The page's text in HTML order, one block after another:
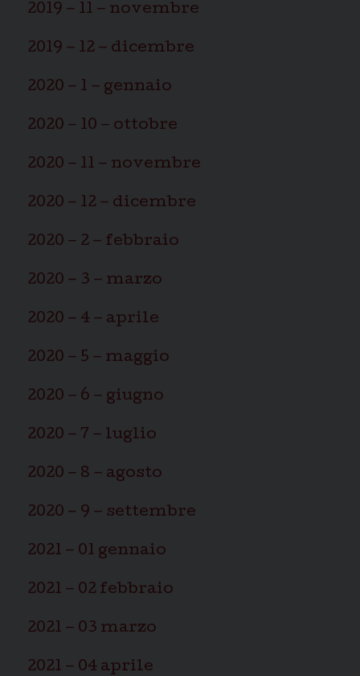
2019 – 11 – novembre
2019 – 12 – dicembre
2020 – 1 – gennaio
2020 – 10 – ottobre
2020 – 11 – novembre
2020 – 12 – dicembre
2020 – 2 – febbraio
2020 – 3 – marzo
2020 – 4 – aprile
2020 – 5 – maggio
2020 – 6 – giugno
2020 – 7 – luglio
2020 – 8 – agosto
2020 – 9 – settembre
2021 – 01 gennaio
2021 – 02 febbraio
2021 – 03 marzo
2021 – 04 aprile